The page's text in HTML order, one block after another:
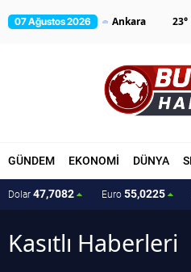
07 Ağustos 2026 23°
GÜNDEM EKONOMİ DÜNYA
Dolar 47,7082 Euro 55,0225
Kasıtlı Haberleri